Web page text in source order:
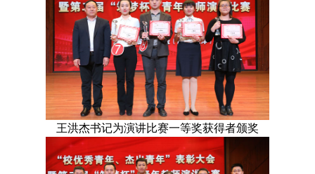
王洪杰书记为演讲比赛一等奖获得者颁奖